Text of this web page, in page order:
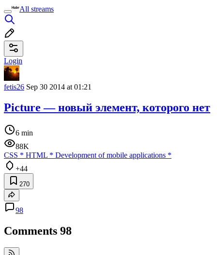
All streams
Login
fetis26 Sep 30 2014 at 01:21
Picture — новый элемент, которого нет
6 min
88K
CSS * HTML * Development of mobile applications *
+44
270
98
Comments 98